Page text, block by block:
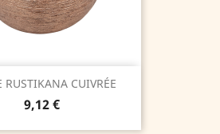
RUSTIKANA CUIVRÉE
Prix
9,12 €